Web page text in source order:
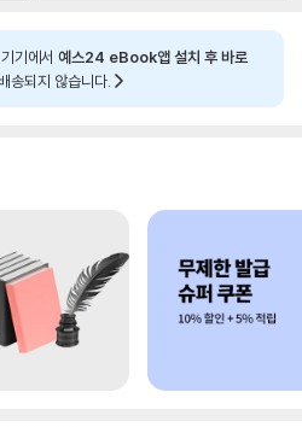
기에서 예스24 eBook앱 설치 후 바로
송되지 않습니다.